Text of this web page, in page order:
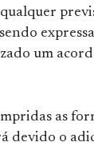
um
as
devido o